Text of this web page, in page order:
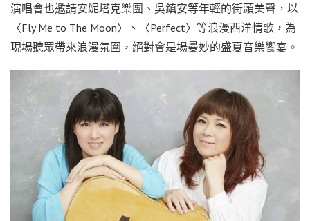
演唱會也邀請安妮塔克樂團、吳鎮安等年輕的街頭美聲，以
〈Fly Me to The Moon〉、〈Perfect〉等浪漫西洋情歌，為
現場聽眾帶來浪漫氛圍，絕對會是場曼妙的盛夏音樂饗宴。